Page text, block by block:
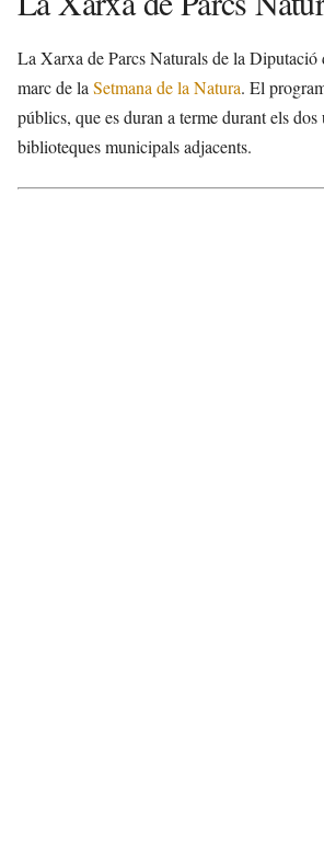
La Xarxa de Parcs Naturals de la Diputació
marc de laSetmana de la Natura. El
públics, que es duran a terme durant els
biblioteques municipals adjacents.